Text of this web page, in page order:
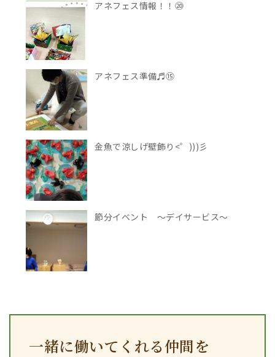
アネフェス情報！！⑳
アネフェス準備♬⑮
金魚で涼しげ壁飾り<゜)))彡
節分イベント ～デイサービス～
一緒に働いてくれる仲間を